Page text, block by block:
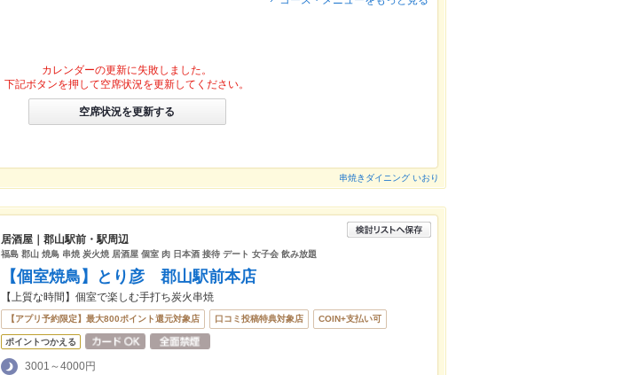
カレンダーの更新に失敗しました。
下記ボタンを押して空席状況を更新してください。
空席状況を更新する
串焼きダイニング いおり
居酒屋｜郡山駅前・駅周辺
福島 郡山 焼鳥 串焼 炭火焼 居酒屋 個室 肉 日本酒 接待 デート 女子会 飲み放題
【個室焼鳥】とり彦 郡山駅前本店
【上質な時間】個室で楽しむ手打ち炭火串焼
【アプリ予約限定】最大800ポイント還元対象店 口コミ投稿特典対象店 COIN+支払い可
ポイントつかえる
3001～4000円